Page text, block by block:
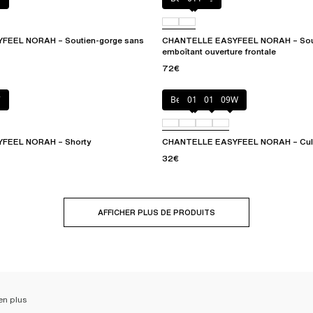
NORAH – Soutien-gorge sans
CHANTELLE EASYFEEL NORAH –
emboîtant ouverture frontale
72€
NORAH – Shorty
Beige doré
010 011 09W
CHANTELLE EASYFEEL NORAH –
32€
AFFICHER PLUS DE PRODUITS
plus